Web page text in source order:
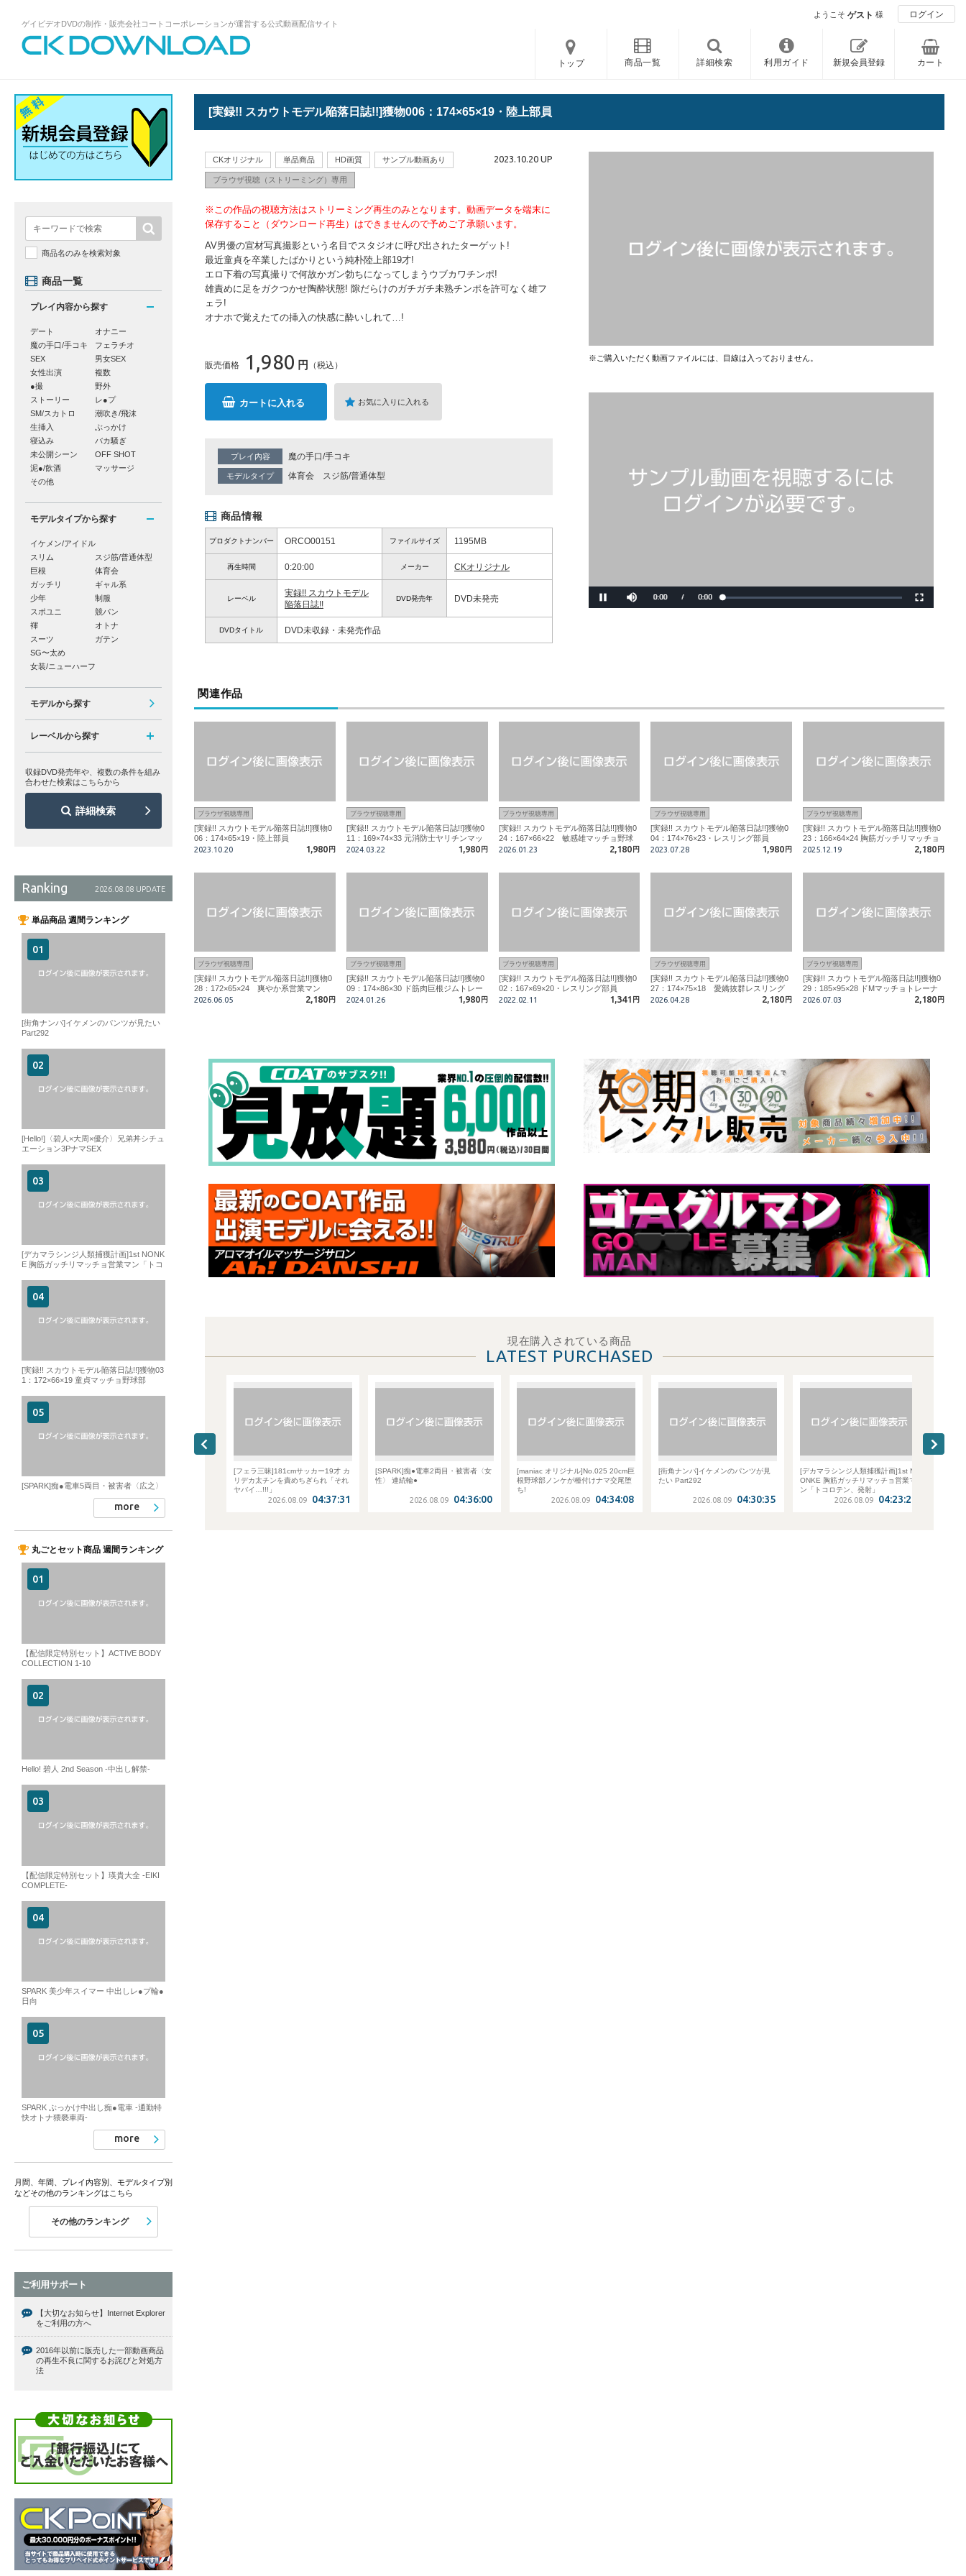
ゲイビデオDVDの制作・販売会社コートコーポレーションが運営する公式動画配信サイト
信サイトCK DOWNLOADトップページへ
ようこそ ゲスト 様 ログイン
トップ 商品一覧 詳細検索 利用ガイド 新規会員登録 カート
[実録!! スカウトモデル陥落日誌!!]獲物006：174×65×19・陸上部員
CKオリジナル 単品商品 HD画質 サンプル動画あり
ブラウザ視聴（ストリーミング）専用
2023.10.20 UP
※この作品の視聴方法はストリーミング再生のみとなります。動画データを端末に
保存すること（ダウンロード再生）はできませんので予めご了承願います。
AV男優の宣材写真撮影という名目でスタジオに呼び出されたターゲット!
最近童貞を卒業したばかりという純朴陸上部19才!
エロ下着の写真撮りで何故かガン勃ちになってしまうウブカワチンポ!
雄責めに足をガクつかせ陶酔状態! 隙だらけのガチガチ未熟チンポを許可なく雄フ
ェラ!
オナホで覚えたての挿入の快感に酔いしれて…!
販売価格 1,980 円 （税込）
カートに入れる お気に入りに入れる
プレイ内容 魔の手口/手コキ
モデルタイプ 体育会 スジ筋/普通体型
商品情報
プロダクトナンバー ORCO00151 ファイルサイズ 1195MB
再生時間 0:20:00 メーカー CKオリジナル
レーベル
実録!! スカウトモデル
陥落日誌!!
DVD発売年 DVD未発売
DVDタイトル DVD未収録・未発売作品
※ご購入いただく動画ファイルには、目線は入っておりません。
関連作品
ブラウザ視聴専用
[実録!! スカウトモデル陥落日誌!!]獲物0
06：174×65×19・陸上部員
2023.10.20
1,980 円
ブラウザ視聴専用
[実録!! スカウトモデル陥落日誌!!]獲物0
11：169×74×33 元消防士ヤリチンマッ
チョ
2024.03.22 1,980 円
ブラウザ視聴専用
[実録!! スカウトモデル陥落日誌!!]獲物0
24：167×66×22 敏感雄マッチョ野球
部
2026.01.23 2,180 円
ブラウザ視聴専用
[実録!! スカウトモデル陥落日誌!!]獲物0
04：174×76×23・レスリング部員
2023.07.28
1,980 円
ブラウザ視聴専用
[実録!! スカウトモデル陥落日誌!!]獲物0
23：166×64×24 胸筋ガッチリマッチョ
営業マン
2025.12.19 2,180 円
ブラウザ視聴専用
[実録!! スカウトモデル陥落日誌!!]獲物0
28：172×65×24 爽やか系営業マン
2026.06.05
2,180 円
ブラウザ視聴専用
[実録!! スカウトモデル陥落日誌!!]獲物0
09：174×86×30 ド筋肉巨根ジムトレー
ナー
2024.01.26 1,980 円
ブラウザ視聴専用
[実録!! スカウトモデル陥落日誌!!]獲物0
02：167×69×20・レスリング部員
2022.02.11
1,341 円
ブラウザ視聴専用
[実録!! スカウトモデル陥落日誌!!]獲物0
27：174×75×18 愛嬌抜群レスリング
部
2026.04.28 2,180 円
ブラウザ視聴専用
[実録!! スカウトモデル陥落日誌!!]獲物0
29：185×95×28 ドMマッチョトレーナ
ー
2026.07.03 2,180 円
現在購入されている商品
LATEST PURCHASED
ッキング Part 7
ONKE 胸筋ガッチリマッチョ営業マ
ン「トコロテン、発射」
2026.08.09
[フェラ三昧]181cmサッカー19才 カ
リデカ太チンを責めちぎられ「それ
ヤバイ…!!!」
2026.08.09 04:37:31
[SPARK]痴●電車2両目・被害者〈女
性〉 連続輪●
2026.08.09 04:36:00
[maniac オリジナル]No.025 20cm巨
根野球部ノンケが種付けナマ交尾堕
ち!
2026.08.09 04:34:08
[街角ナンパ]イケメンのパンツが見
たい Part292
2026.08.09 04:30:35
[デカマラシンジ人類捕獲計画]1st N
ONKE 胸筋ガッチリマッチョ営業マ
ン「トコロテン、発射」
2026.08.09 04:23:27
商品名のみを検索対象
商品一覧
プレイ内容から探す
デート
オナニー
魔の手口/手コキ
フェラチオ
SEX
男女SEX
女性出演
複数
●撮
野外
ストーリー
レ●プ
SM/スカトロ
潮吹き/飛沫
生挿入
ぶっかけ
寝込み
バカ騒ぎ
未公開シーン
OFF SHOT
泥●/飲酒
マッサージ
その他
モデルタイプから探す
イケメン/アイドル
スリム
スジ筋/普通体型
巨根
体育会
ガッチリ
ギャル系
少年
制服
スポユニ
競パン
褌
オトナ
スーツ
ガテン
SG〜太め
女装/ニューハーフ
モデルから探す
レーベルから探す
収録DVD発売年や、複数の条件を組み
合わせた検索はこちらから
詳細検索
Ranking 2026.08.08 UPDATE
単品商品 週間ランキング
[街角ナンパ]イケメンのパンツが見たい
Part292
[Hello!]〈碧人×大周×優介〉兄弟丼シチュ
エーション3PナマSEX
[デカマラシンジ人類捕獲計画]1st NONK
E 胸筋ガッチリマッチョ営業マン「トコ
[実録!! スカウトモデル陥落日誌!!]獲物03
1：172×66×19 童貞マッチョ野球部
[SPARK]痴●電車5両目・被害者〈広之〉
more
丸ごとセット商品 週間ランキング
【配信限定特別セット】ACTIVE BODY
COLLECTION 1-10
Hello! 碧人 2nd Season -中出し解禁-
【配信限定特別セット】瑛貴大全 -EIKI
COMPLETE-
SPARK 美少年スイマー 中出しレ●プ輪●
日向
SPARK ぶっかけ中出し痴●電車 -通勤特
快オトナ猥褻車両-
more
月間、年間、プレイ内容別、モデルタイプ別
などその他のランキングはこちら
その他のランキング
ご利用サポート
【大切なお知らせ】Internet Explorer
をご利用の方へ
2016年以前に販売した一部動画商品
の再生不良に関するお詫びと対処方
法